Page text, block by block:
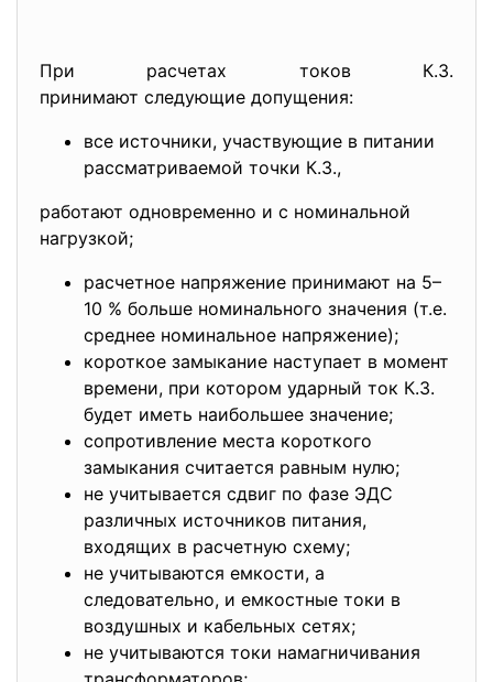
При расчетах токов К.З.
принимают следующие допущения:
все источники, участвующие в питании
рассматриваемой точки К.З.,
работают одновременно и с номинальной
нагрузкой;
расчетное напряжение принимают на 5–
10 % больше номинального значения (т.е.
среднее номинальное напряжение);
короткое замыкание наступает в момент
времени, при котором ударный ток К.З.
будет иметь наибольшее значение;
сопротивление места короткого
замыкания считается равным нулю;
не учитывается сдвиг по фазе ЭДС
различных источников питания,
входящих в расчетную схему;
не учитываются емкости, а
следовательно, и емкостные токи в
воздушных и кабельных сетях;
не учитываются токи намагничивания